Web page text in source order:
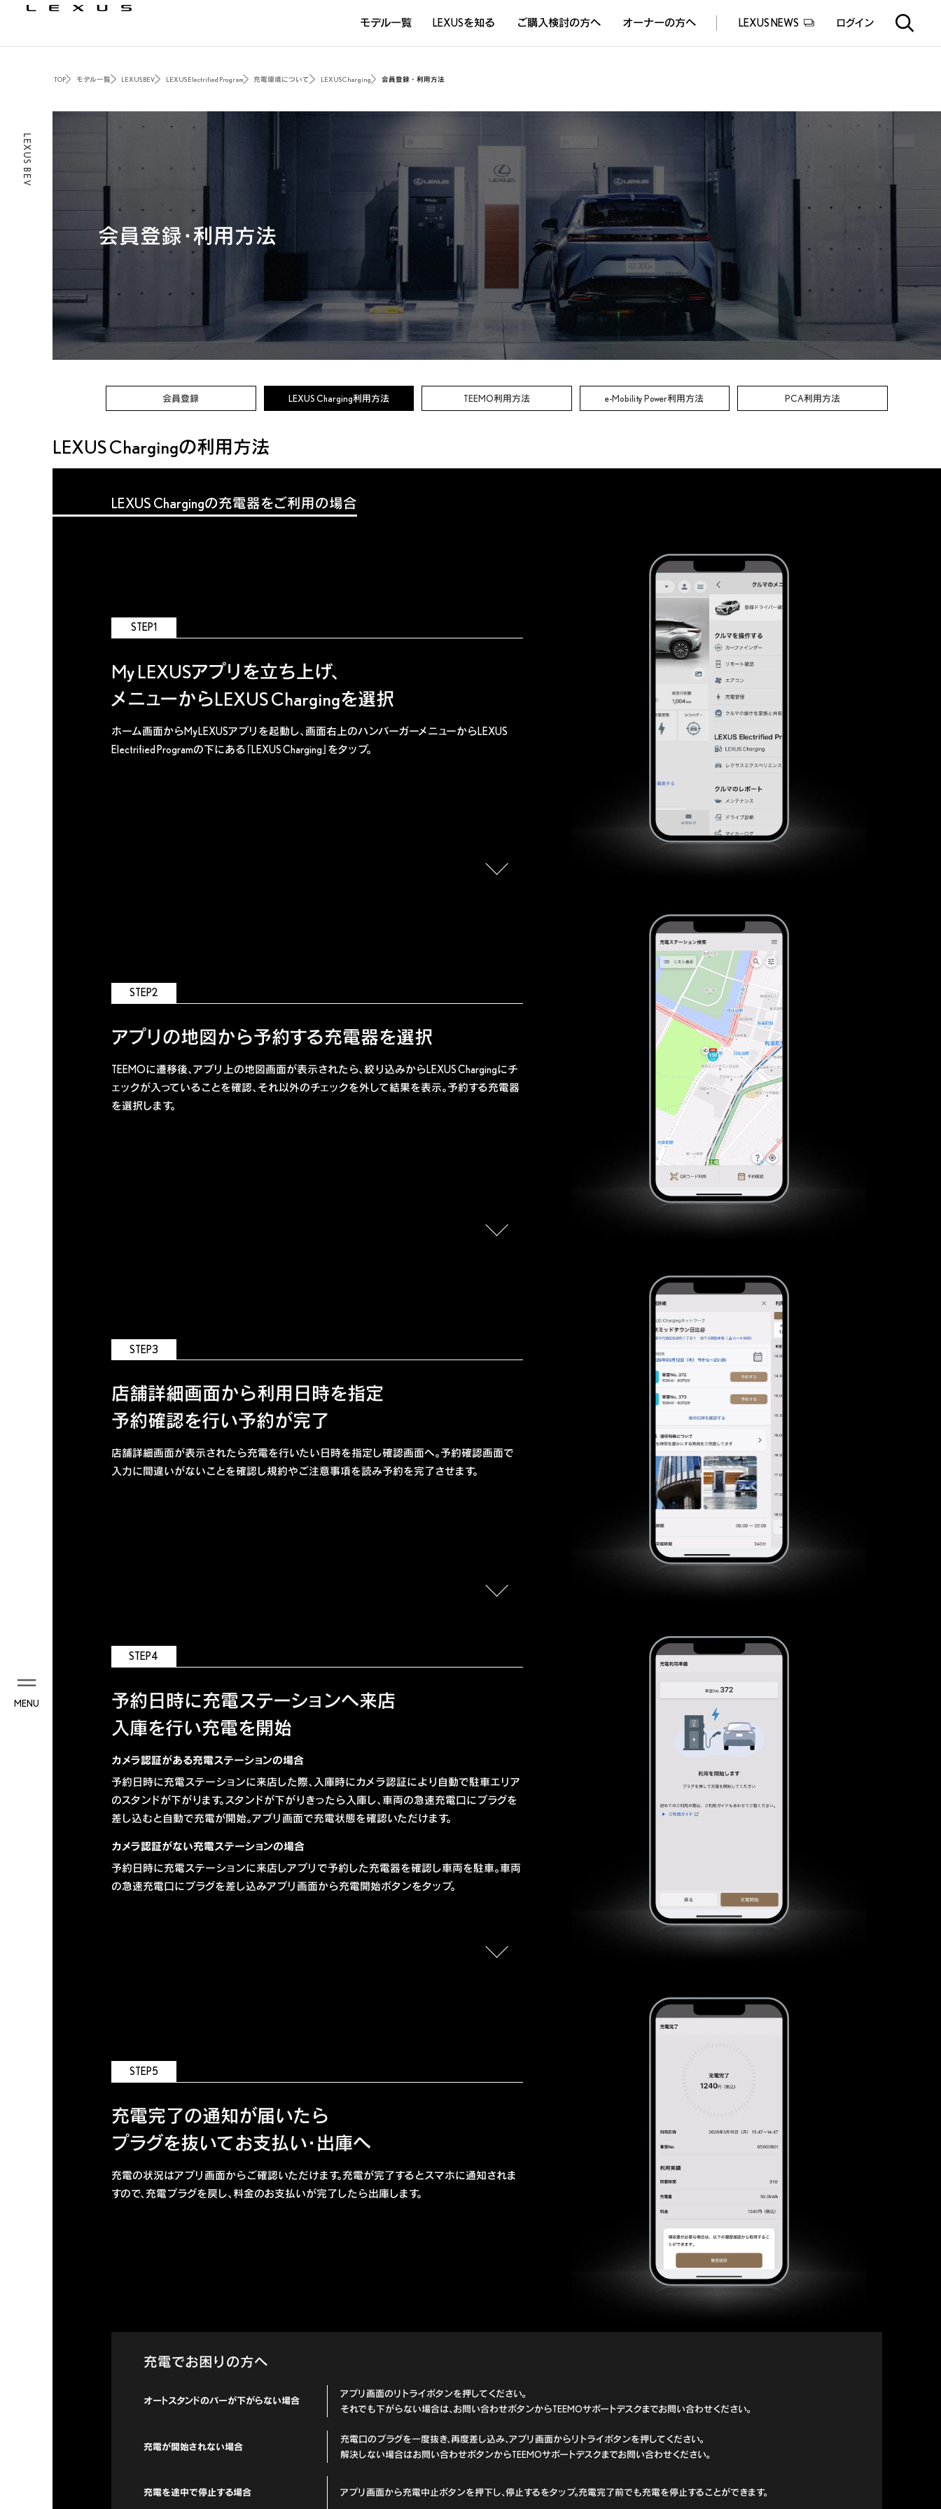
モデル一覧 LEXUSを知る ご購入検討の方へ オーナーの方へ LEXUS NEWS ログイン
DISCOVER THE LEXUS LIFE
Sustainability
LEXUS EXPERIENCE(体験サービス)
TOP モデル一覧 LEXUS BEV LEXUS Electrified Program 充電環境について LEXUS Charging 会員登録・利用方法
会員登録・利用方法
会員登録 LEXUS Charging利用方法 TEEMO利用方法 e-Mobility Power利用方法 PCA利用方法
LEXUS Chargingの利用方法
LEXUS Chargingの充電器をご利用の場合
STEP1
My LEXUSアプリを立ち上げ、
メニューからLEXUS Chargingを選択
ホーム画面からMy LEXUSアプリを起動し、画面右上のハンバーガーメニューからLEXUS
Electrified Programの下にある「LEXUS Charging」をタップ。
STEP2
アプリの地図から予約する充電器を選択
TEEMOに遷移後、アプリ上の地図画面が表示されたら、絞り込みからLEXUS Chargingにチ
ェックが入っていることを確認、それ以外のチェックを外して結果を表示。予約する充電器
を選択します。
STEP3
店舗詳細画面から利用日時を指定
予約確認を行い予約が完了
店舗詳細画面が表示されたら充電を行いたい日時を指定し確認画面へ。予約確認画面で
入力に間違いがないことを確認し規約やご注意事項を読み予約を完了させます。
STEP4
予約日時に充電ステーションへ来店
入庫を行い充電を開始
カメラ認証がある充電ステーションの場合
予約日時に充電ステーションに来店した際、入庫時にカメラ認証により自動で駐車エリア
のスタンドが下がります。スタンドが下がりきったら入庫し、車両の急速充電口にプラグを
差し込むと自動で充電が開始。アプリ画面で充電状態を確認いただけます。
カメラ認証がない充電ステーションの場合
予約日時に充電ステーションに来店しアプリで予約した充電器を確認し車両を駐車。車両
の急速充電口にプラグを差し込みアプリ画面から充電開始ボタンをタップ。
STEP5
充電完了の通知が届いたら
プラグを抜いてお支払い・出庫へ
充電の状況はアプリ画面からご確認いただけます。充電が完了するとスマホに通知されま
すので、充電プラグを戻し、料金のお支払いが完了したら出庫します。
充電でお困りの方へ
オートスタンドのバーが下がらない場合
アプリ画面のリトライボタンを押してください。
それでも下がらない場合は、お問い合わせボタンからTEEMOサポートデスクまでお問い合わせください。
充電が開始されない場合
充電口のプラグを一度抜き、再度差し込み、アプリ画面からリトライボタンを押してください。
解決しない場合はお問い合わせボタンからTEEMOサポートデスクまでお問い合わせください。
充電を途中で停止する場合 アプリ画面から充電中止ボタンを押下し、停止するをタップ。充電完了前でも充電を停止することができます。
LEXUS BEV
MENU